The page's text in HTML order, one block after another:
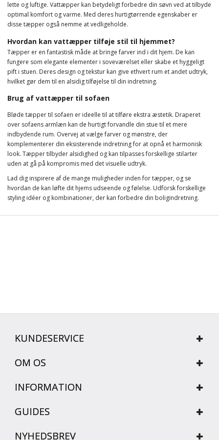
lette og luftige. Vattæpper kan betydeligt forbedre din søvn ved at tilbyde
optimal komfort og varme. Med deres hurtigtørrende egenskaber er
disse tæpper også nemme at vedligeholde.
Hvordan kan vattæpper tilføje stil til hjemmet?
Tæpper er en fantastisk måde at bringe farver ind i dit hjem. De kan
fungere som elegante elementer i soveværelset eller skabe et hyggeligt
pift i stuen. Deres design og tekstur kan give ethvert rum et andet udtryk,
hvilket gør dem til en alsidig tilføjelse til din indretning.
Brug af vattæpper til sofaen
Bløde tæpper til sofaen er ideelle til at tilføre ekstra æstetik. Draperet
over sofaens armlæn kan de hurtigt forvandle din stue til et mere
indbydende rum. Overvej at vælge farver og mønstre, der
komplementerer din eksisterende indretning for at opnå et harmonisk
look. Tæpper tilbyder alsidighed og kan tilpasses forskellige stilarter
uden at gå på kompromis med det visuelle udtryk.
Lad dig inspirere af de mange muligheder inden for tæpper, og se
hvordan de kan løfte dit hjems udseende og følelse. Udforsk forskellige
styling idéer og kombinationer, der kan forbedre din boligindretning.
KUNDESERVICE
OM OS
INFORMATION
GUIDES
NYHEDSBREV